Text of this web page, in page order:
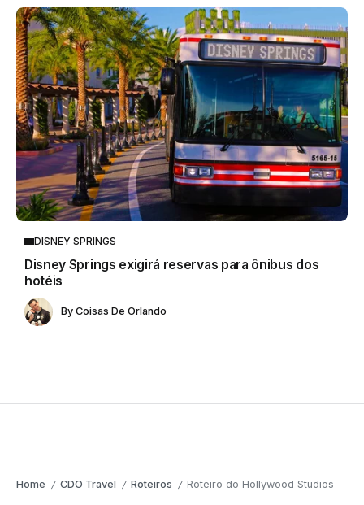
DISNEY SPRINGS
Disney Springs exigirá reservas para ônibus dos
hotéis
By Coisas De Orlando
Home / CDO Travel / Roteiros / Roteiro do Hollywood Studios